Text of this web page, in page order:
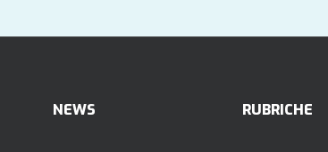
NEWS RUBRICHE